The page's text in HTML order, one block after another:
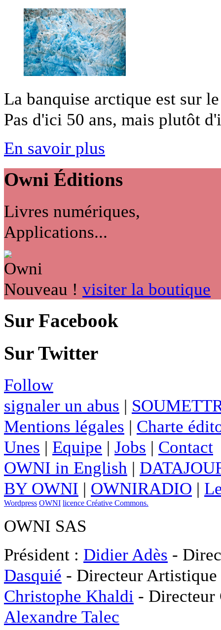
La banquise arctique est sur
Pas d'ici 50 ans, mais plutôt
En savoir plus
Owni Éditions
Livres numériques,
Applications...
Nouveau ! visiter la boutique
Sur Facebook
Sur Twitter
Follow
signaler un abus |
Mentions légales | Charte
Unes | Equipe | Jobs | Contact
OWNI in English |
BY OWNI | OWNIRADIO |
Wordpress OWNI licence Créative Commons.
OWNI SAS
Président : Didier Adès -
Dasquié - Directeur
Christophe Khaldi -
Alexandre Talec